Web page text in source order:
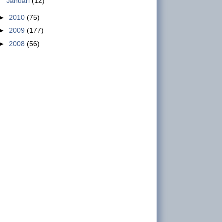
Jumlah Buruh dan Struktur di
2010 (75)
2009 (177)
2008 (56)